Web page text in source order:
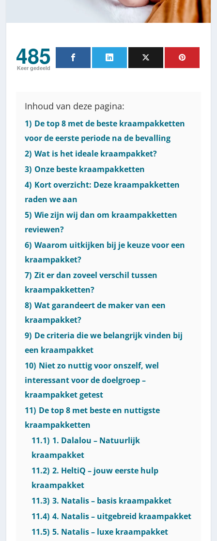
485
Keer gedeeld
Inhoud van deze pagina:
1) De top 8 met de beste kraampakketten
voor de eerste periode na de bevalling
2) Wat is het ideale kraampakket?
3) Onze beste kraampakketten
4) Kort overzicht: Deze kraampakketten
raden we aan
5) Wie zijn wij dan om kraampakketten
reviewen?
6) Waarom uitkijken bij je keuze voor een
kraampakket?
7) Zit er dan zoveel verschil tussen
kraampakketten?
8) Wat garandeert de maker van een
kraampakket?
9) De criteria die we belangrijk vinden bij
een kraampakket
10) Niet zo nuttig voor onszelf, wel
interessant voor de doelgroep –
kraampakket getest
11) De top 8 met beste en nuttigste
kraampakketten
11.1) 1. Dalalou – Natuurlijk
kraampakket
11.2) 2. HeltiQ – jouw eerste hulp
kraampakket
11.3) 3. Natalis – basis kraampakket
11.4) 4. Natalis – uitgebreid kraampakket
11.5) 5. Natalis – luxe kraampakket